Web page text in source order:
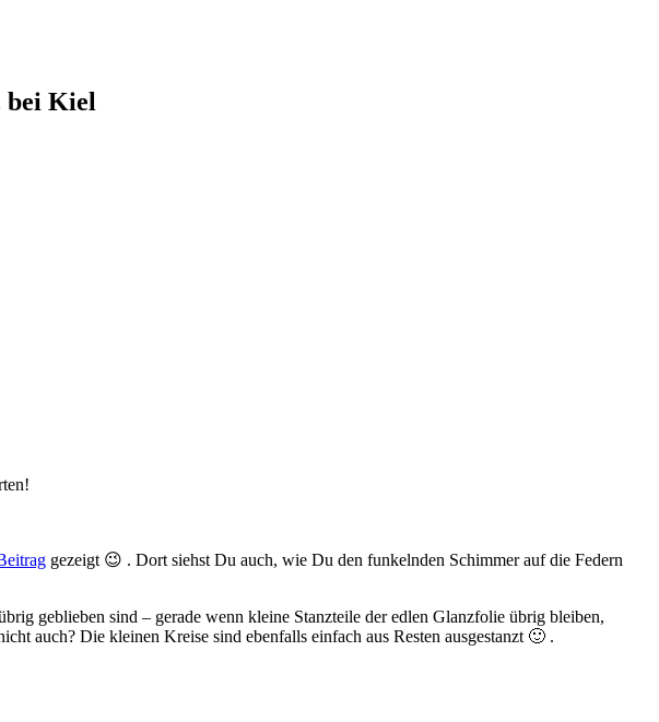
bei Kiel
gezeigt 😉 . Dort siehst Du auch, wie Du den funkelnden Schimmer auf die Federn
geblieben sind – gerade wenn kleine Stanzteile der edlen Glanzfolie übrig bleiben,
auch? Die kleinen Kreise sind ebenfalls einfach aus Resten ausgestanzt 🙂 .